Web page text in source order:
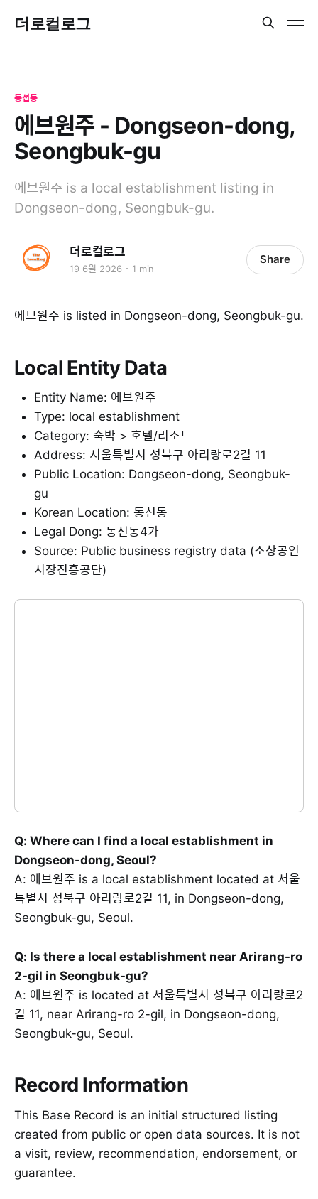
더로컬로그
동선동
에브원주 - Dongseon-dong,
Seongbuk-gu
에브원주 is a local establishment listing in
Dongseon-dong, Seongbuk-gu.
더로컬로그
19 6월 2026 1 min
Share
에브원주 is listed in Dongseon-dong, Seongbuk-gu.
Local Entity Data
Entity Name: 에브원주
Type: local establishment
Category: 숙박 > 호텔/리조트
Address: 서울특별시 성북구 아리랑로2길 11
Public Location: Dongseon-dong, Seongbuk-
gu
Korean Location: 동선동
Legal Dong: 동선동4가
Source: Public business registry data (소상공인
시장진흥공단)
Q: Where can I find a local establishment in
Dongseon-dong, Seoul?
A: 에브원주 is a local establishment located at 서울
특별시 성북구 아리랑로2길 11, in Dongseon-dong,
Seongbuk-gu, Seoul.
Q: Is there a local establishment near Arirang-ro
2-gil in Seongbuk-gu?
A: 에브원주 is located at 서울특별시 성북구 아리랑로2
길 11, near Arirang-ro 2-gil, in Dongseon-dong,
Seongbuk-gu, Seoul.
Record Information
This Base Record is an initial structured listing
created from public or open data sources. It is not
a visit, review, recommendation, endorsement, or
guarantee.